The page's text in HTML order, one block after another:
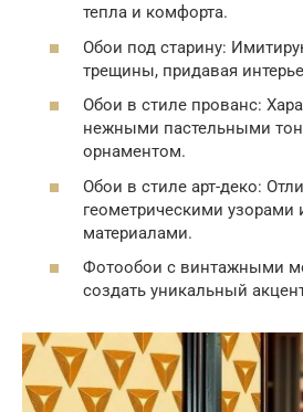
тепла и комфорта.
Обои под старину:
трещины, придавая
Обои в стиле прованс:
нежными пастельными
орнаментом.
Обои в стиле арт-деко:
геометрическими
материалами.
Фотообои с винтажными
создать уникальный